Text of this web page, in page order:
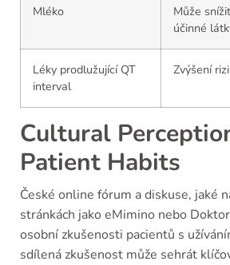
Mléko
Může
účinné
Léky prodlužující QT
interval
Zvýšení
Cultural
Patient Habits
České online fórum a diskuse, jaké
stránkách jako eMimino nebo
osobní zkušenosti pacientů s
sdílená zkušenost může sehrát